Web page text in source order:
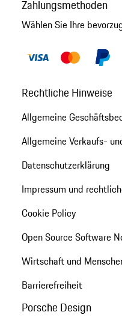
Zahlungsmethoden
Wählen Sie Ihre
Rechtliche Hinweise
Allgemeine
Allgemeine Verkaufs-
Datenschutzerklärung
Impressum und
Cookie Policy
Open Source Software
Wirtschaft und
Barrierefreiheit
Porsche Design